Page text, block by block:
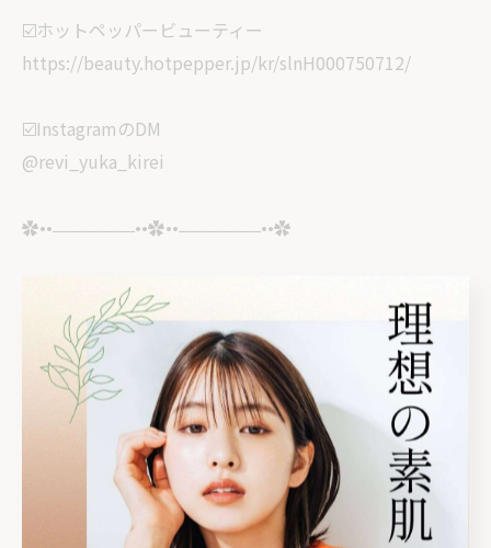
☑️ホットペッパービューティー
https://beauty.hotpepper.jp/kr/slnH000750712/
☑️InstagramのDM
@revi_yuka_kirei
✿••˗˗˗˗˗˗˗˗˗˗˗˗˗˗˗••✿••˗˗˗˗˗˗˗˗˗˗˗˗˗˗˗••✿
🏠サロン情報
栃木県塩谷郡高根沢町
光陽台5丁目1-12グラフハイツA202
⏰14:30〜21:00
⚠️完全予約制